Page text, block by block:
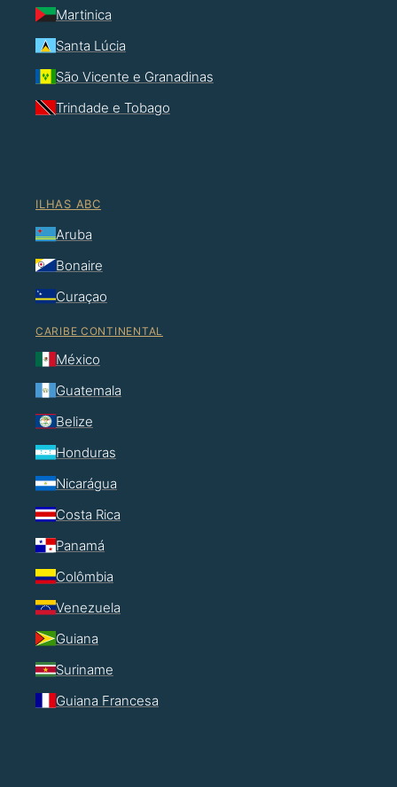
Martinica
Santa Lúcia
São Vicente e Granadinas
Trindade e Tobago
ILHAS ABC
Aruba
Bonaire
Curaçao
CARIBE CONTINENTAL
México
Guatemala
Belize
Honduras
Nicarágua
Costa Rica
Panamá
Colômbia
Venezuela
Guiana
Suriname
Guiana Francesa